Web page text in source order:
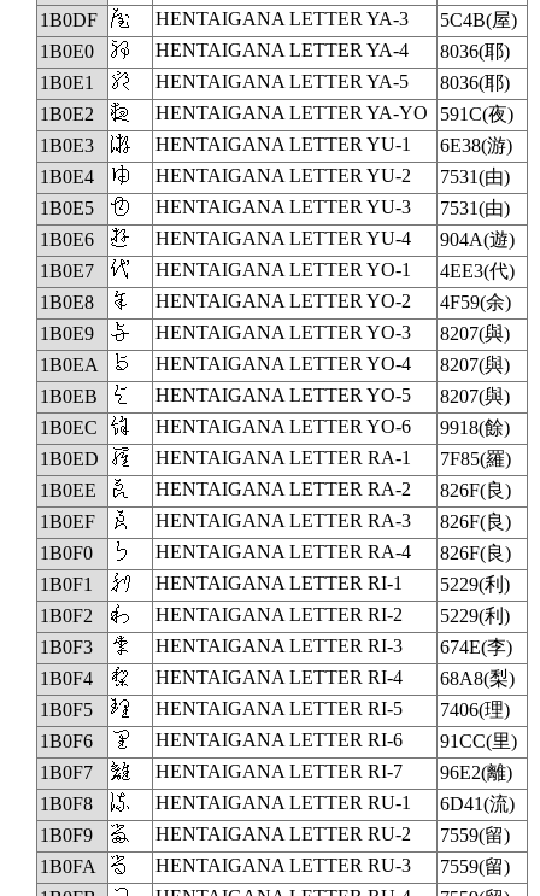
1B0DF
𛃟 HENTAIGANA LETTER YA-3
5C4B(屋)
1B0E0
𛃠 HENTAIGANA LETTER YA-4
8036(耶)
1B0E1
𛃡 HENTAIGANA LETTER YA-5
8036(耶)
1B0E2
𛃢 HENTAIGANA LETTER YA-YO
591C(夜)
1B0E3
𛃣 HENTAIGANA LETTER YU-1
6E38(游)
1B0E4
𛃤 HENTAIGANA LETTER YU-2
7531(由)
1B0E5
𛃥 HENTAIGANA LETTER YU-3
7531(由)
1B0E6
𛃦 HENTAIGANA LETTER YU-4
904A(遊)
1B0E7
𛃧 HENTAIGANA LETTER YO-1
4EE3(代)
1B0E8
𛃨 HENTAIGANA LETTER YO-2
4F59(余)
1B0E9
𛃩 HENTAIGANA LETTER YO-3
8207(與)
1B0EA
𛃪 HENTAIGANA LETTER YO-4
8207(與)
1B0EB
𛃫 HENTAIGANA LETTER YO-5
8207(與)
1B0EC
𛃬 HENTAIGANA LETTER YO-6
9918(餘)
1B0ED
𛃭 HENTAIGANA LETTER RA-1
7F85(羅)
1B0EE
𛃮 HENTAIGANA LETTER RA-2
826F(良)
1B0EF
𛃯 HENTAIGANA LETTER RA-3
826F(良)
1B0F0
𛃰 HENTAIGANA LETTER RA-4
826F(良)
1B0F1
𛃱 HENTAIGANA LETTER RI-1
5229(利)
1B0F2
𛃲 HENTAIGANA LETTER RI-2
5229(利)
1B0F3
𛃳 HENTAIGANA LETTER RI-3
674E(李)
1B0F4
𛃴 HENTAIGANA LETTER RI-4
68A8(梨)
1B0F5
𛃵 HENTAIGANA LETTER RI-5
7406(理)
1B0F6
𛃶 HENTAIGANA LETTER RI-6
91CC(里)
1B0F7
𛃷 HENTAIGANA LETTER RI-7
96E2(離)
1B0F8
𛃸 HENTAIGANA LETTER RU-1
6D41(流)
1B0F9
𛃹 HENTAIGANA LETTER RU-2
7559(留)
1B0FA
𛃺 HENTAIGANA LETTER RU-3
7559(留)